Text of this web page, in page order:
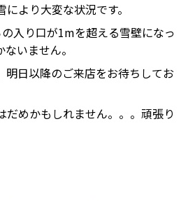
より大変な状況です。
入り口が1mを超える雪壁になっ
いません。
明日以降のご来店をお待ちしてお
めかもしれません。。。頑張り